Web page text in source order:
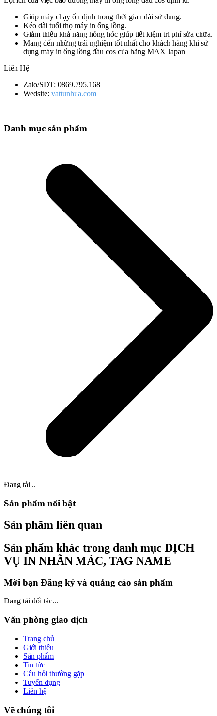
Giúp máy chạy ổn định trong thời gian dài sử dụng.
Kéo dài tuổi thọ máy in ống lồng.
Giảm thiểu khả năng hỏng hóc giúp tiết kiệm tri phí sửa chữa.
Mang đến những trải nghiệm tốt nhất cho khách hàng khi sử
dụng máy in ống lồng đầu cos của hãng MAX Japan.
Liên Hệ
Zalo/SDT: 0869.795.168
Wedsite: vattunhua.com
Danh mục sản phẩm
Đang tải...
Sản phẩm nổi bật
Sản phẩm liên quan
Sản phẩm khác trong danh mục DỊCH
VỤ IN NHÃN MÁC, TAG NAME
Mời bạn Đăng ký và quảng cáo sản phẩm
Đang tải đối tác...
Văn phòng giao dịch
Trang chủ
Giới thiệu
Sản phẩm
Tin tức
Câu hỏi thường gặp
Tuyển dụng
Liên hệ
Về chúng tôi